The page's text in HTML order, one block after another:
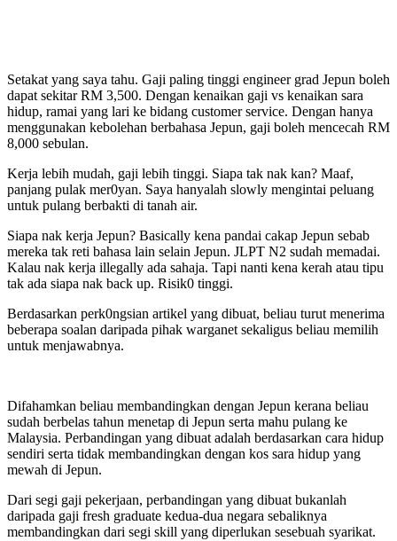
Setakat yang saya tahu. Gaji paling tinggi engineer grad Jepun boleh
dapat sekitar RM 3,500. Dengan kenaikan gaji vs kenaikan sara
hidup, ramai yang lari ke bidang customer service. Dengan hanya
menggunakan kebolehan berbahasa Jepun, gaji boleh mencecah RM
8,000 sebulan.
Kerja lebih mudah, gaji lebih tinggi. Siapa tak nak kan? Maaf,
panjang pulak mer0yan. Saya hanyalah slowly mengintai peluang
untuk pulang berbakti di tanah air.
Siapa nak kerja Jepun? Basically kena pandai cakap Jepun sebab
mereka tak reti bahasa lain selain Jepun. JLPT N2 sudah memadai.
Kalau nak kerja illegally ada sahaja. Tapi nanti kena kerah atau tipu
tak ada siapa nak back up. Risik0 tinggi.
Berdasarkan perk0ngsian artikel yang dibuat, beliau turut menerima
beberapa soalan daripada pihak warganet sekaligus beliau memilih
untuk menjawabnya.
Difahamkan beliau membandingkan dengan Jepun kerana beliau
sudah berbelas tahun menetap di Jepun serta mahu pulang ke
Malaysia. Perbandingan yang dibuat adalah berdasarkan cara hidup
sendiri serta tidak membandingkan dengan kos sara hidup yang
mewah di Jepun.
Dari segi gaji pekerjaan, perbandingan yang dibuat bukanlah
daripada gaji fresh graduate kedua-dua negara sebaliknya
membandingkan dari segi skill yang diperlukan sesebuah syarikat.